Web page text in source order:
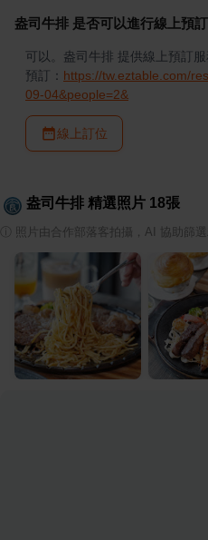
盎司牛排 是否可以進行線上預訂
可以。盎司牛排 提供線上預訂
預訂： https://tw.eztable.com/
09-04&people=2&
線上訂位
盎司牛排 精選照片 18張
照片由合作部落客拍攝，AI 協助篩選